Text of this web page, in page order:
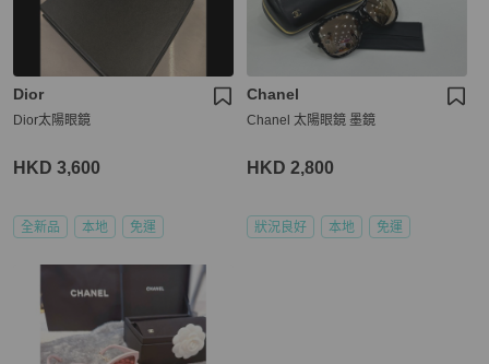
Dior
Dior太陽眼鏡
HKD 3,600
全新品 本地 免運
Chanel
Chanel 太陽眼鏡 墨鏡
HKD 2,800
狀況良好 本地 免運